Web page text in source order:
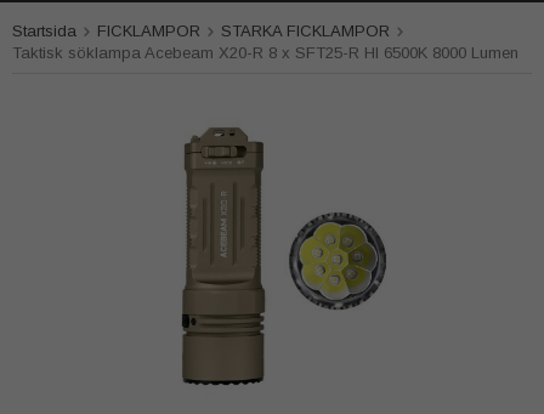
Startsida FICKLAMPOR
STARKA FICKLAMPOR
Taktisk söklampa Acebeam X20-R 8 x SFT25-R HI 6500K 8000 Lumen